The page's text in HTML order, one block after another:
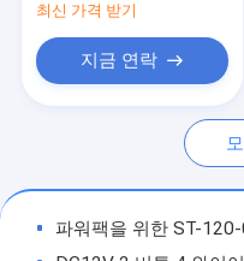
수력 카트리지 밸브
수력 유량조정밸브
작동유 탱크
최신 가격 받기
지금 연락
파워팩을 위한 ST-